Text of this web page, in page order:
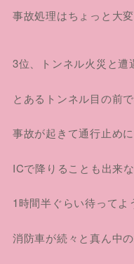
事故処理はちょっと大
3位、トンネル火災と遭
とあるトンネル目の前
事故が起きて通行止め
ICで降りることも出来
1時間半ぐらい待ってよ
消防車が続々と真ん中